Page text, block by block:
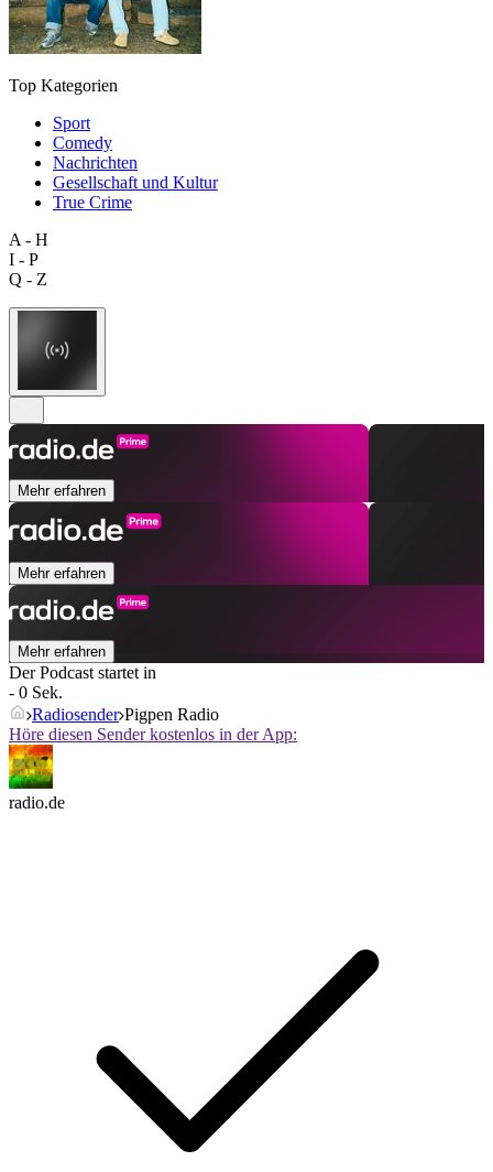
Top Kategorien
Sport
Comedy
Nachrichten
Gesellschaft und Kultur
True Crime
A - H
I - P
Q - Z
Mehr erfahren
Mehr erfahren
Mehr erfahren
Der Podcast startet in
- 0 Sek.
Radiosender Pigpen Radio
Höre diesen Sender kostenlos in der App:
radio.de